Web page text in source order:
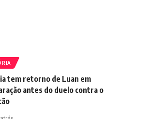
tem retorno de Luan em
antes do duelo contra o